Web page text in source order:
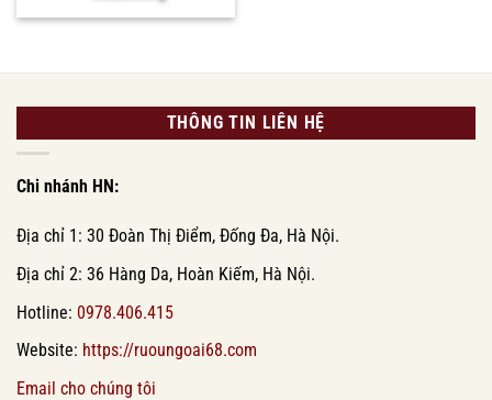
THÔNG TIN LIÊN HỆ
Chi nhánh HN:
Địa chỉ 1: 30 Đoàn Thị Điểm, Đống Đa, Hà Nội.
Địa chỉ 2: 36 Hàng Da, Hoàn Kiếm, Hà Nội.
Hotline: 0978.406.415
Website: https://ruoungoai68.com
Email cho chúng tôi